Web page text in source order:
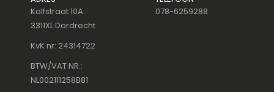
Kolfstraat 10A
3311XL Dordrecht
KvK nr: 24314722
BTW/VAT NR.:
NL002111258B81
078-6259288